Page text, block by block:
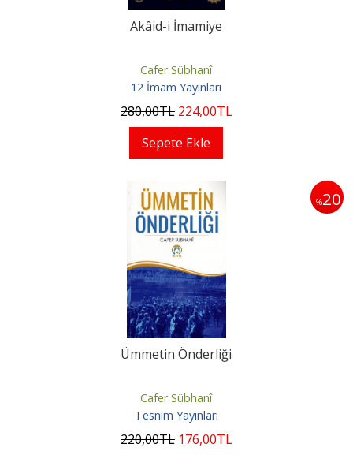
Akâid-i İmamiye
Cafer Sübhanî
12 İmam Yayınları
280,00TL 224,00TL
Sepete Ekle
%20
Ümmetin Önderliği
Cafer Sübhanî
Tesnim Yayınları
220,00TL 176,00TL